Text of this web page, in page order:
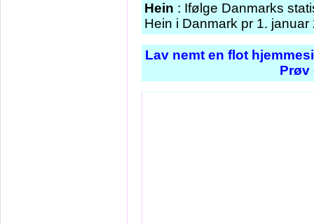
Hein : Ifølge Danmarks
Hein i Danmark pr 1. januar
Lav nemt en flot
Prøv